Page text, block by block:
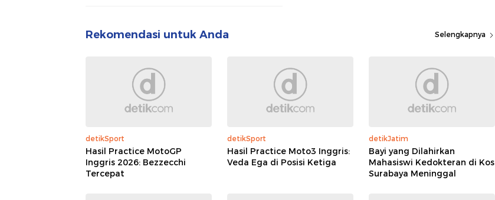
Rekomendasi untuk Anda Selengkapnya
detikSport
Hasil Practice MotoGP
Inggris 2026: Bezzecchi
Tercepat
detikSport
Hasil Practice Moto3 Inggris:
Veda Ega di Posisi Ketiga
detikJatim
Bayi yang Dilahirkan
Mahasiswi Kedokteran di Kos
Surabaya Meninggal